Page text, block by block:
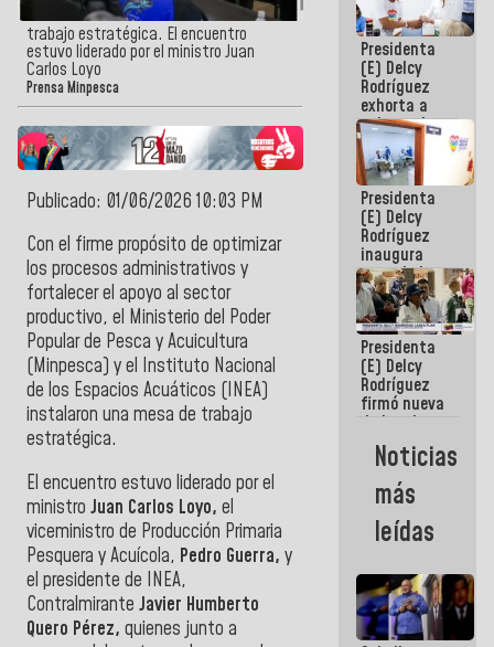
trabajo estratégica. El encuentro
estuvo liderado por el ministro Juan
Carlos Loyo
Prensa Minpesca
Publicado: 01/06/2026 10:03 PM
Con el firme propósito de optimizar
los procesos administrativos y
fortalecer el apoyo al sector
productivo, el Ministerio del Poder
Popular de Pesca y Acuicultura
(Minpesca) y el Instituto Nacional
de los Espacios Acuáticos (INEA)
instalaron una mesa de trabajo
estratégica.
El encuentro estuvo liderado por el
ministro Juan Carlos Loyo, el
viceministro de Producción Primaria
Pesquera y Acuícola, Pedro Guerra, y
el presidente de INEA,
Contralmirante Javier Humberto
Quero Pérez, quienes junto a
Viceministerio
de Energía
Eléctrica y
CORPOELEC
Presidenta
(E) Delcy
Rodríguez
exhorta a
gobernadores
y alcaldes a
edificar
casas para
abuelos
Presidenta
(E) Delcy
Rodríguez
inaugura
casa de los
Abuelos
Primavera
en Caracas
Presidenta
(E) Delcy
Rodríguez
firmó nueva
de Ley de
Arrendamiento
aprobada
por la AN
Noticias
más
leídas